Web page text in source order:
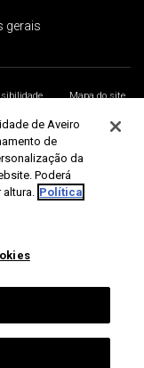
gerais
Mapa do site
de Aveiro
de
da
Poderá
altura. Política